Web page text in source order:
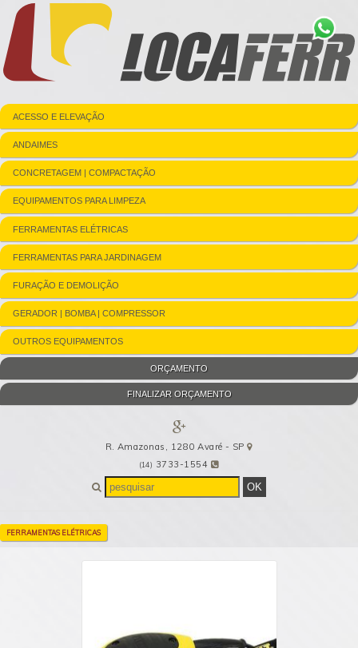
ACESSO E ELEVAÇÃO
ANDAIMES
CONCRETAGEM | COMPACTAÇÃO
EQUIPAMENTOS PARA LIMPEZA
FERRAMENTAS ELÉTRICAS
FERRAMENTAS PARA JARDINAGEM
FURAÇÃO E DEMOLIÇÃO
GERADOR | BOMBA | COMPRESSOR
OUTROS EQUIPAMENTOS
ORÇAMENTO
FINALIZAR ORÇAMENTO
R. Amazonas, 1280Avaré - SP
(14) 3733-1554
FERRAMENTAS ELÉTRICAS